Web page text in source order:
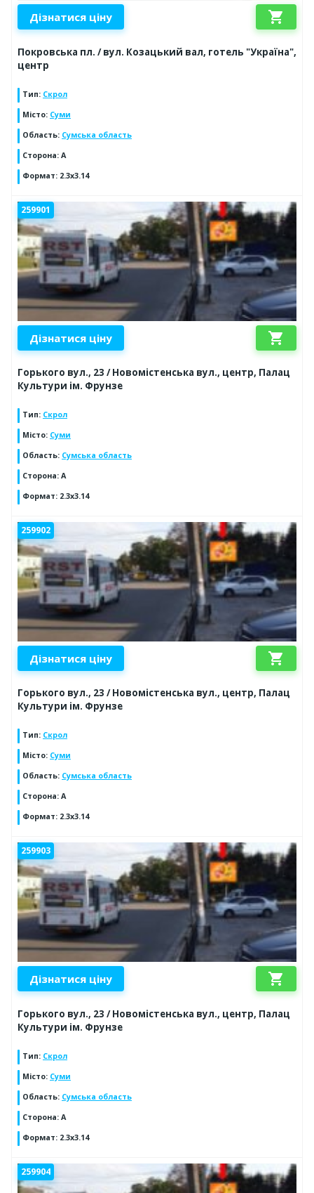
Дізнатися ціну shopping_cart
Покровська пл. / вул. Козацький вал, готель "Україна",
центр
Тип: Скрол
Місто: Суми
Область: Сумська область
Сторона: A
Формат: 2.3x3.14
259901
Дізнатися ціну shopping_cart
Горького вул., 23 / Новомістенська вул., центр, Палац
Культури ім. Фрунзе
Тип: Скрол
Місто: Суми
Область: Сумська область
Сторона: A
Формат: 2.3x3.14
259902
Дізнатися ціну shopping_cart
Горького вул., 23 / Новомістенська вул., центр, Палац
Культури ім. Фрунзе
Тип: Скрол
Місто: Суми
Область: Сумська область
Сторона: A
Формат: 2.3x3.14
259903
Дізнатися ціну shopping_cart
Горького вул., 23 / Новомістенська вул., центр, Палац
Культури ім. Фрунзе
Тип: Скрол
Місто: Суми
Область: Сумська область
Сторона: A
Формат: 2.3x3.14
259904